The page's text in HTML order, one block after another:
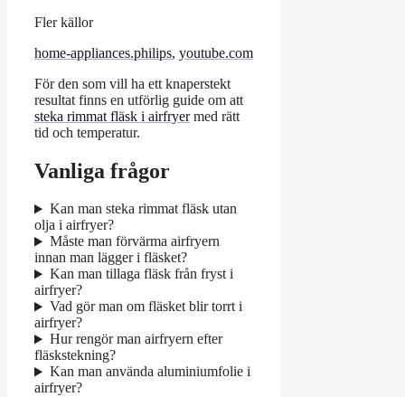
Fler källor
home-appliances.philips, youtube.com
För den som vill ha ett knaperstekt
resultat finns en utförlig guide om att
steka rimmat fläsk i airfryermed rätt
tid och temperatur.
Vanliga frågor
Kan man steka rimmat fläsk utan
olja i airfryer?
Måste man förvärma airfryern
innan man lägger i fläsket?
Kan man tillaga fläsk från fryst i
airfryer?
Vad gör man om fläsket blir torrt i
airfryer?
Hur rengör man airfryern efter
fläskstekning?
Kan man använda aluminiumfolie i
airfryer?